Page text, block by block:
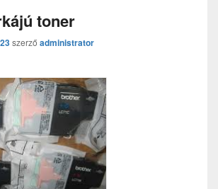
toner
szerző administrator